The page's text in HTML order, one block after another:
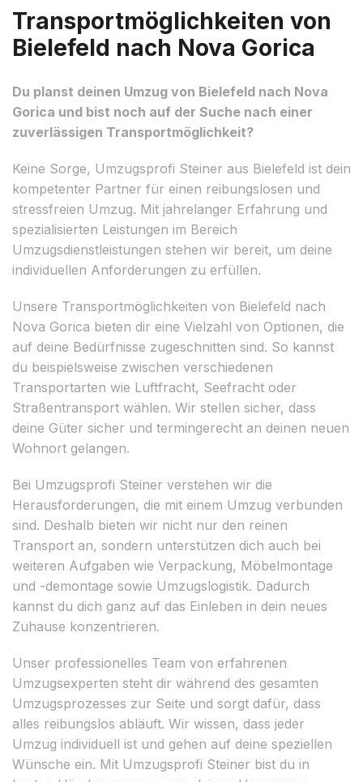
Transportmöglichkeiten von
Bielefeld nach Nova Gorica
Du planst deinen Umzug von Bielefeld nach Nova
Gorica und bist noch auf der Suche nach einer
zuverlässigen Transportmöglichkeit?
Keine Sorge, Umzugsprofi Steiner aus Bielefeld ist dein
kompetenter Partner für einen reibungslosen und
stressfreien Umzug. Mit jahrelanger Erfahrung und
spezialisierten Leistungen im Bereich
Umzugsdienstleistungen stehen wir bereit, um deine
individuellen Anforderungen zu erfüllen.
Unsere Transportmöglichkeiten von Bielefeld nach
Nova Gorica bieten dir eine Vielzahl von Optionen, die
auf deine Bedürfnisse zugeschnitten sind. So kannst
du beispielsweise zwischen verschiedenen
Transportarten wie Luftfracht, Seefracht oder
Straßentransport wählen. Wir stellen sicher, dass
deine Güter sicher und termingerecht an deinen neuen
Wohnort gelangen.
Bei Umzugsprofi Steiner verstehen wir die
Herausforderungen, die mit einem Umzug verbunden
sind. Deshalb bieten wir nicht nur den reinen
Transport an, sondern unterstützen dich auch bei
weiteren Aufgaben wie Verpackung, Möbelmontage
und -demontage sowie Umzugslogistik. Dadurch
kannst du dich ganz auf das Einleben in dein neues
Zuhause konzentrieren.
Unser professionelles Team von erfahrenen
Umzugsexperten steht dir während des gesamten
Umzugsprozesses zur Seite und sorgt dafür, dass
alles reibungslos abläuft. Wir wissen, dass jeder
Umzug individuell ist und gehen auf deine speziellen
Wünsche ein. Mit Umzugsprofi Steiner bist du in